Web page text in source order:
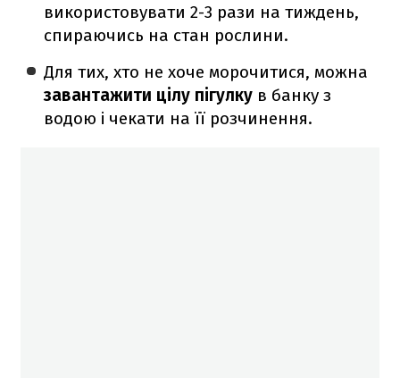
використовувати 2-3 рази на тиждень,
спираючись на стан рослини.
Для тих, хто не хоче морочитися, можна
завантажити цілу пігулку в банку з
водою і чекати на її розчинення.